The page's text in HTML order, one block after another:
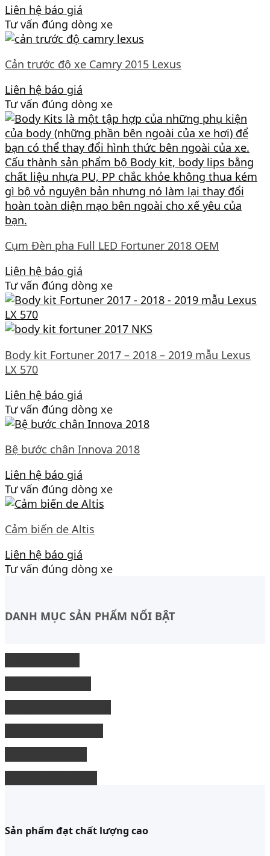
Liên hệ báo giá
Tư vấn đúng dòng xe
Cản trước độ xe Camry 2015 Lexus
Liên hệ báo giá
Tư vấn đúng dòng xe
Cụm Đèn pha Full LED Fortuner 2018 OEM
Liên hệ báo giá
Tư vấn đúng dòng xe
Body kit Fortuner 2017 – 2018 – 2019 mẫu Lexus
LX 570
Liên hệ báo giá
Tư vấn đúng dòng xe
Bệ bước chân Innova 2018
Liên hệ báo giá
Tư vấn đúng dòng xe
Cảm biến de Altis
Liên hệ báo giá
Tư vấn đúng dòng xe
DANH MỤC SẢN PHẨM NỔI BẬT
Sản phẩm đạt chất lượng cao